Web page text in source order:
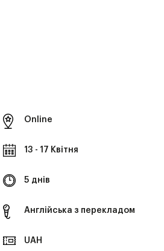
Online
13 - 17 Квітня
5 днів
Англійська з перекладом
UAH